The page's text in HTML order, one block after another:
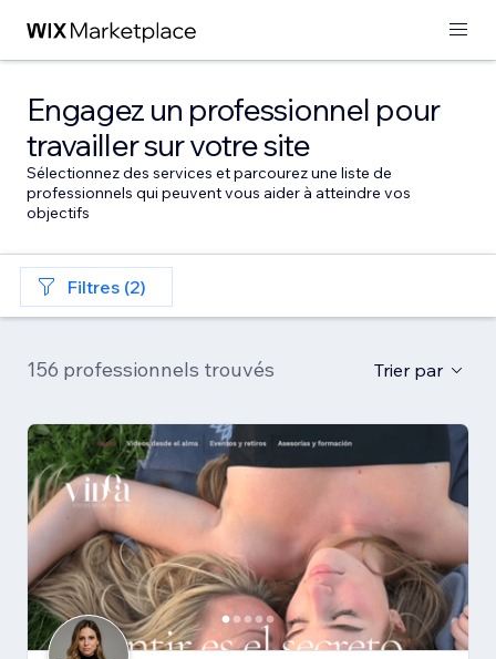
Engagez un professionnel pour
travailler sur votre site
Sélectionnez des services et parcourez une liste de
professionnels qui peuvent vous aider à atteindre vos
objectifs
Filtres (2)
156 professionnels trouvés Trier par